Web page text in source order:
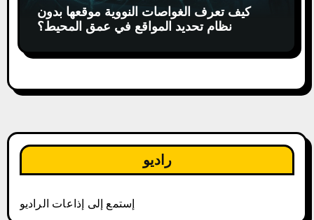
كيف تعرف الغواصات النووية موقعها بدون
نظام تحديد المواقع في عمق المحيط؟
راديو
إستمع إلى إذاعات الراديو